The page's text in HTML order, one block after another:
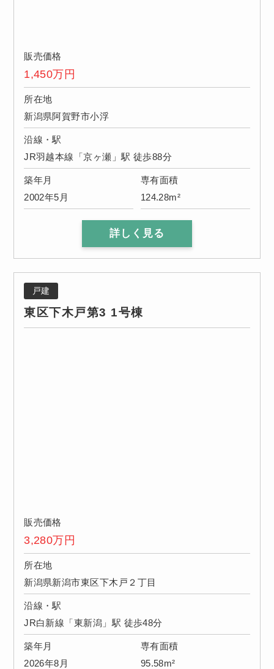
販売価格
1,450万円
所在地
新潟県阿賀野市小浮
沿線・駅
JR羽越本線「京ヶ瀬」駅 徒歩88分
築年月
2002年5月
専有面積
124.28m²
詳しく見る
戸建
東区下木戸第3 1号棟
販売価格
3,280万円
所在地
新潟県新潟市東区下木戸２丁目
沿線・駅
JR白新線「東新潟」駅 徒歩48分
築年月
2026年8月
専有面積
95.58m²